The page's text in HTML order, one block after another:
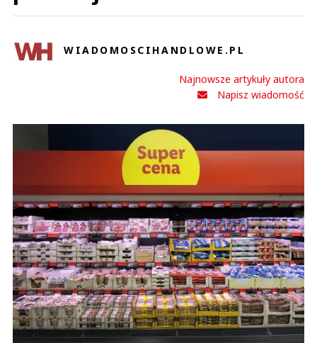
WIADOMOSCIHANDLOWE.PL
Najnowsze artykuły autora
Napisz wiadomość